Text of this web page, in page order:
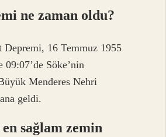
ne zaman oldu?
Depremi, 16 Temmuz 1955
09:07’de Söke’nin
Menderes Nehri
geldi.
sağlam zemin